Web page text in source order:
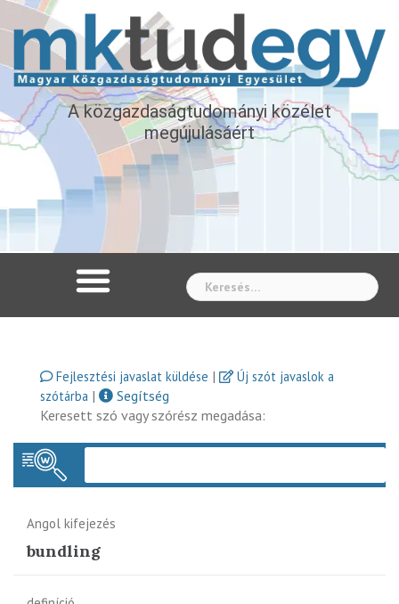
A közgazdaságtudományi közélet
megújulásáért
Fejlesztési javaslat küldése |
Új szót javaslok a
szótárba |
Segítség
Keresett szó vagy szórész megadása:
Angol kifejezés
bundling